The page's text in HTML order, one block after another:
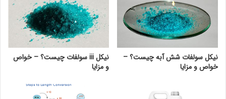
نیکل سولفات شش آبه چیست؟ –
خواص و مزایا
نیکل iii سولفات چیست؟ – خواص
و مزایا